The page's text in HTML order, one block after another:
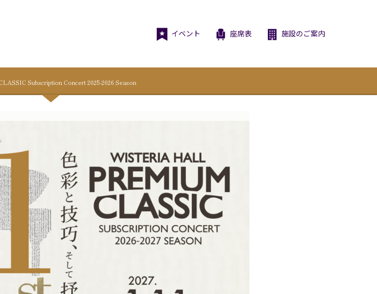
イベント 座席表 施設のご案内
Subscription Concert 2025-2026 Season